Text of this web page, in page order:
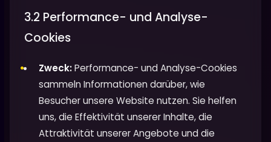
3.2 Performance- und Analyse-
Cookies
Zweck:Performance- und Analyse-Cookies
sammeln Informationen darüber, wie
Besucher unsere Website nutzen. Sie helfen
uns, die Effektivität unserer Inhalte, die
Attraktivität unserer Angebote und die